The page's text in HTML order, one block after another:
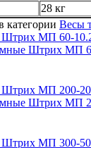
28 кг
категории Весы
Штрих МП
Штрих МП